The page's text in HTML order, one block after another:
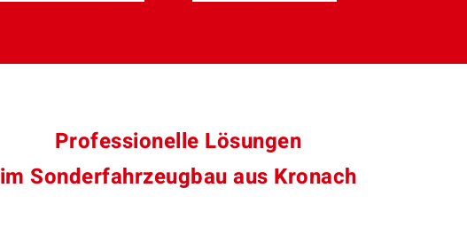
Professionelle Lösungen
im Sonderfahrzeugbau aus Kronach